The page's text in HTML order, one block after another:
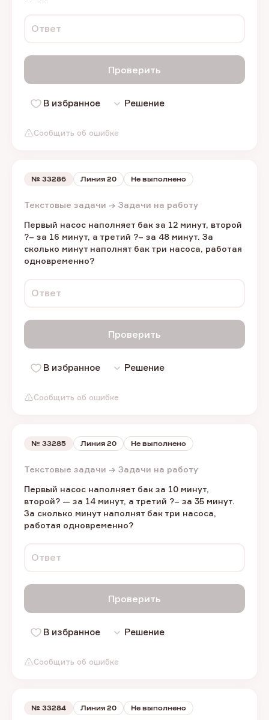
Сообщить об ошибке
Ответ
Проверить
В избранное Решение
№ 33286 Линия 20 Не выполнено
Сообщить об ошибке
Текстовые задачи → Задачи на работу
Первый насос наполняет бак за 12 минут, второй
?– за 16 минут, а третий ?– за 48 минут. За
сколько минут наполнят бак три насоса, работая
одновременно?
Ответ
Проверить
В избранное Решение
№ 33285 Линия 20 Не выполнено
Сообщить об ошибке
Текстовые задачи → Задачи на работу
Первый насос наполняет бак за 10 минут,
второй? — за 14 минут, а третий ?– за 35 минут.
За сколько минут наполнят бак три насоса,
работая одновременно?
Ответ
Проверить
В избранное Решение
№ 33284 Линия 20 Не выполнено